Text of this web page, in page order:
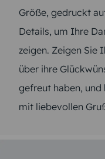
Größe, gedruckt
Details, um Ihre
zeigen. Zeigen Sie
über ihre
gefreut haben, und
mit liebevollen